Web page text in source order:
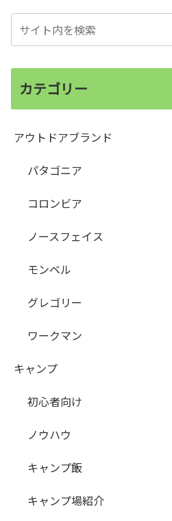
カテゴリー
アウトドアブランド
パタゴニア
コロンビア
ノースフェイス
モンベル
グレゴリー
ワークマン
キャンプ
初心者向け
ノウハウ
キャンプ飯
キャンプ場紹介